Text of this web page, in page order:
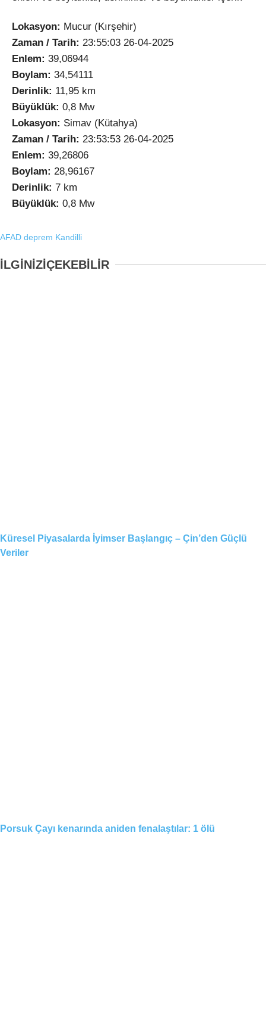
Lokasyon: Mucur (Kırşehir)
Zaman / Tarih: 23:55:03 26-04-2025
Enlem: 39,06944
Boylam: 34,54111
Derinlik: 11,95 km
Büyüklük: 0,8 Mw
Lokasyon: Simav (Kütahya)
Zaman / Tarih: 23:53:53 26-04-2025
Enlem: 39,26806
Boylam: 28,96167
Derinlik: 7 km
Büyüklük: 0,8 Mw
AFAD deprem Kandilli
İLGİNİZİÇEKEBİLİR
Küresel Piyasalarda İyimser Başlangıç – Çin’den Güçlü
Veriler
Porsuk Çayı kenarında aniden fenalaştılar: 1 ölü